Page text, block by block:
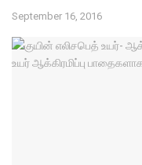
September 16, 2016